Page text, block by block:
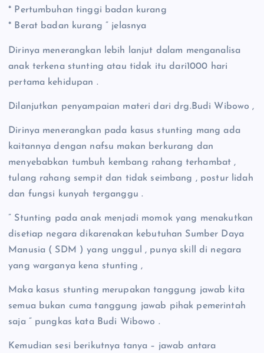
* Pertumbuhan tinggi badan kurang
* Berat badan kurang ” jelasnya
Dirinya menerangkan lebih lanjut dalam menganalisa
anak terkena stunting atau tidak itu dari1000 hari
pertama kehidupan .
Dilanjutkan penyampaian materi dari drg.Budi Wibowo ,
Dirinya menerangkan pada kasus stunting mang ada
kaitannya dengan nafsu makan berkurang dan
menyebabkan tumbuh kembang rahang terhambat ,
tulang rahang sempit dan tidak seimbang , postur lidah
dan fungsi kunyah terganggu .
” Stunting pada anak menjadi momok yang menakutkan
disetiap negara dikarenakan kebutuhan Sumber Daya
Manusia ( SDM ) yang unggul , punya skill di negara
yang warganya kena stunting ,
Maka kasus stunting merupakan tanggung jawab kita
semua bukan cuma tanggung jawab pihak pemerintah
saja ” pungkas kata Budi Wibowo .
Kemudian sesi berikutnya tanya – jawab antara